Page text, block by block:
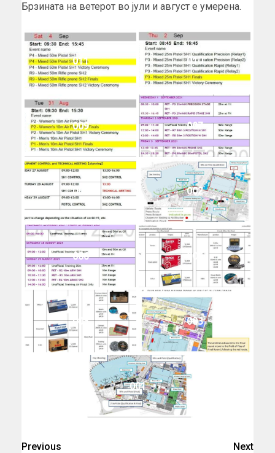
Брзината на ветерот во јули и август е умерена.
011 010
009 007
008 002
006 004
005 003
001
Previous
Next